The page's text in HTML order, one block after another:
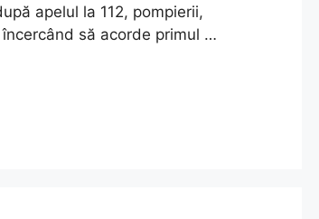
apelul la 112, pompierii,
să acorde primul …